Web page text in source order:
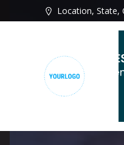
para
Location, State,